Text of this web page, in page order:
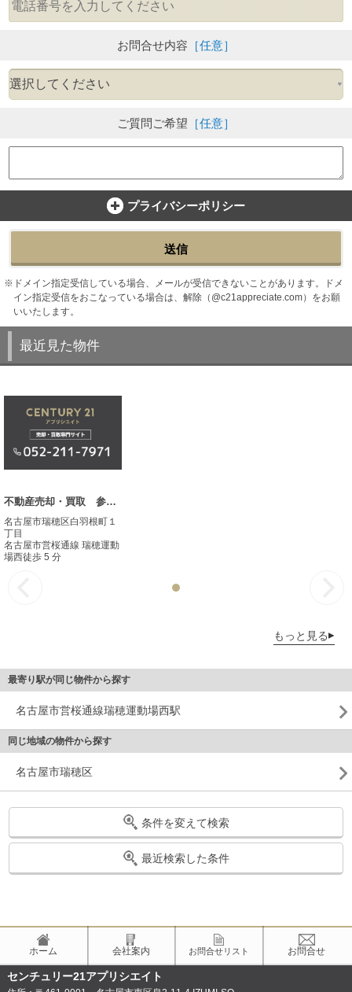
お問合せ内容 ［任意］
ご質問ご希望 ［任意］
プライバシーポリシー
送信
ドメイン指定受信している場合、メールが受信できないことがあります。ドメ
イン指定受信をおこなっている場合は、解除（@c21appreciate.com）をお願
いいたします。
最近見た物件
不動産売却・買取 参考事例
名古屋市瑞穂区白羽根町１
丁目
名古屋市営桜通線 瑞穂運動
場西徒歩 5 分
もっと見る
最寄り駅が同じ物件から探す
名古屋市営桜通線瑞穂運動場西駅
同じ地域の物件から探す
名古屋市瑞穂区
条件を変えて検索
最近検索した条件
ホーム 会社案内 お問合せリスト お問合せ
センチュリー21アプリシエイト